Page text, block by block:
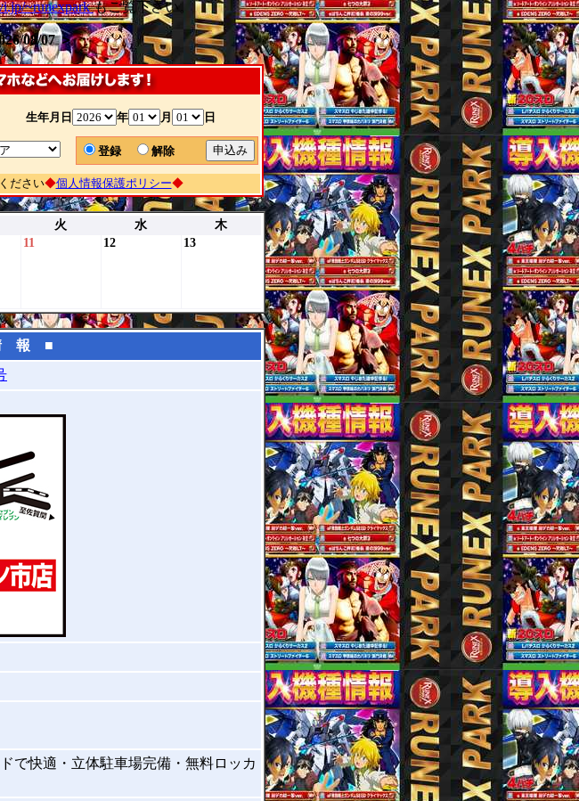
~runexparkもご覧下さい。
08/07 ＞
生年月日 年 月 日
登録 解除
ださい◆個人情報保護ポリシー◆
火 水 木
11 12 13
報 ■
で快適・立体駐車場完備・無料ロッカ